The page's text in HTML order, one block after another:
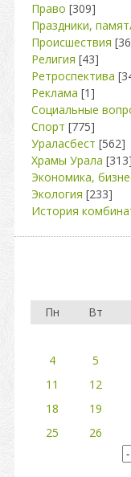
Право [309]
Праздники,
Происшествия
Религия [43]
Ретроспектива
Реклама [1]
Социальные
Спорт [775]
Ураласбест [562]
Храмы Урала [313]
Экономика,
Экология [233]
История
Пн
Вт
4
5
11
12
18
19
25
26